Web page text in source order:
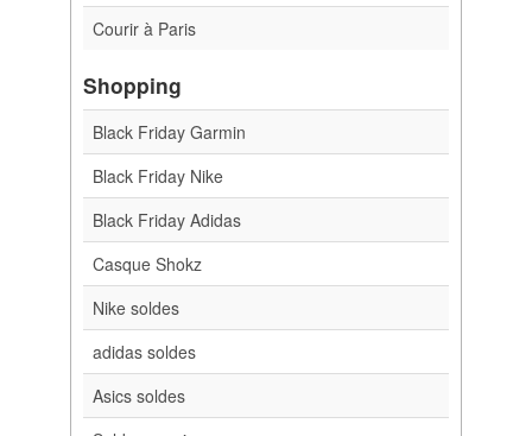
Courir à Paris
Shopping
Black Friday Garmin
Black Friday Nike
Black Friday Adidas
Casque Shokz
Nike soldes
adidas soldes
Asics soldes